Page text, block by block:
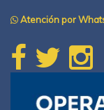
Atención por